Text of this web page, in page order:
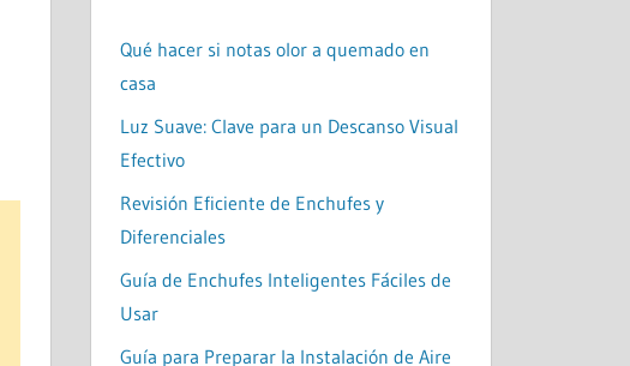
Qué hacer si notas olor a quemado en
casa
Luz Suave: Clave para un Descanso Visual
Efectivo
Revisión Eficiente de Enchufes y
Diferenciales
Guía de Enchufes Inteligentes Fáciles de
Usar
Guía para Preparar la Instalación de Aire